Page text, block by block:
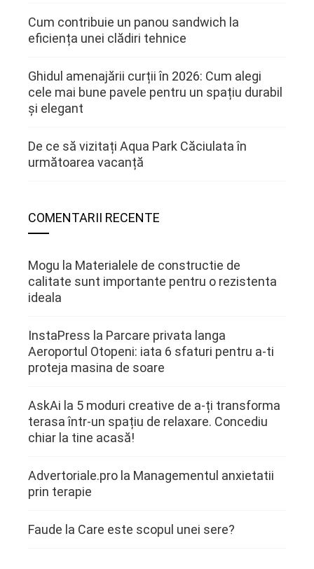
Cum contribuie un panou sandwich la
eficiența unei clădiri tehnice
Ghidul amenajării curții în 2026: Cum alegi
cele mai bune pavele pentru un spațiu durabil
și elegant
De ce să vizitați Aqua Park Căciulata în
următoarea vacanță
COMENTARII RECENTE
Mogu la Materialele de constructie de
calitate sunt importante pentru o rezistenta
ideala
InstaPress la Parcare privata langa
Aeroportul Otopeni: iata 6 sfaturi pentru a-ti
proteja masina de soare
AskAi la 5 moduri creative de a-ți transforma
terasa într-un spațiu de relaxare. Concediu
chiar la tine acasă!
Advertoriale.pro la Managementul anxietatii
prin terapie
Faude la Care este scopul unei sere?